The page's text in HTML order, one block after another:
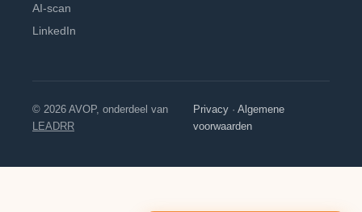
AI-scan
LinkedIn
© 2026 AVOP, onderdeel van
LEADRR
Privacy ·Algemene
voorwaarden